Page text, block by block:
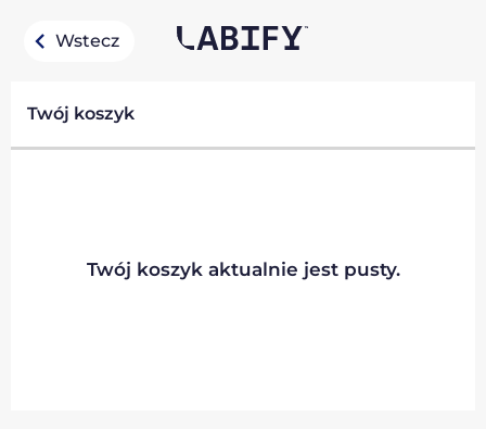
Wstecz
Twój koszyk
Twój koszyk aktualnie jest pusty.